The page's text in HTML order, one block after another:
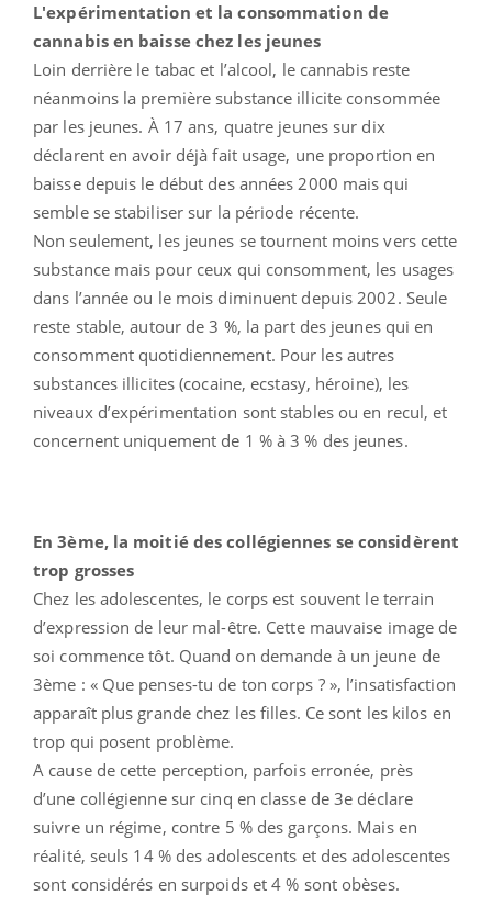
L'expérimentation et la consommation de
cannabis en baisse chez les jeunes
Loin derrière le tabac et l’alcool, le cannabis reste
néanmoins la première substance illicite consommée
par les jeunes. À 17 ans, quatre jeunes sur dix
déclarent en avoir déjà fait usage, une proportion en
baisse depuis le début des années 2000 mais qui
semble se stabiliser sur la période récente.
Non seulement, les jeunes se tournent moins vers cette
substance mais pour ceux qui consomment, les usages
dans l’année ou le mois diminuent depuis 2002. Seule
reste stable, autour de 3 %, la part des jeunes qui en
consomment quotidiennement. Pour les autres
substances illicites (cocaine, ecstasy, héroine), les
niveaux d’expérimentation sont stables ou en recul, et
concernent uniquement de 1 % à 3 % des jeunes.
En 3ème, la moitié des collégiennes se considèrent
trop grosses
Chez les adolescentes, le corps est souvent le terrain
d’expression de leur mal-être. Cette mauvaise image de
soi commence tôt. Quand on demande à un jeune de
3ème : « Que penses-tu de ton corps ? », l’insatisfaction
apparaît plus grande chez les filles. Ce sont les kilos en
trop qui posent problème.
A cause de cette perception, parfois erronée, près
d’une collégienne sur cinq en classe de 3e déclare
suivre un régime, contre 5 % des garçons. Mais en
réalité, seuls 14 % des adolescents et des adolescentes
sont considérés en surpoids et 4 % sont obèses.